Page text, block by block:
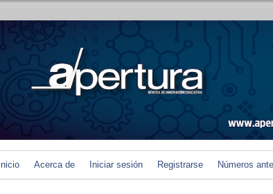
Inicio Acerca de Iniciar sesión Registrarse Números